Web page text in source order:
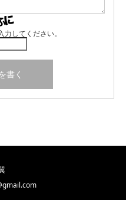
してください。